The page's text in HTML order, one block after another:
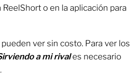
o en la aplicación para
ver sin costo. Para ver los
a mi rivales necesario